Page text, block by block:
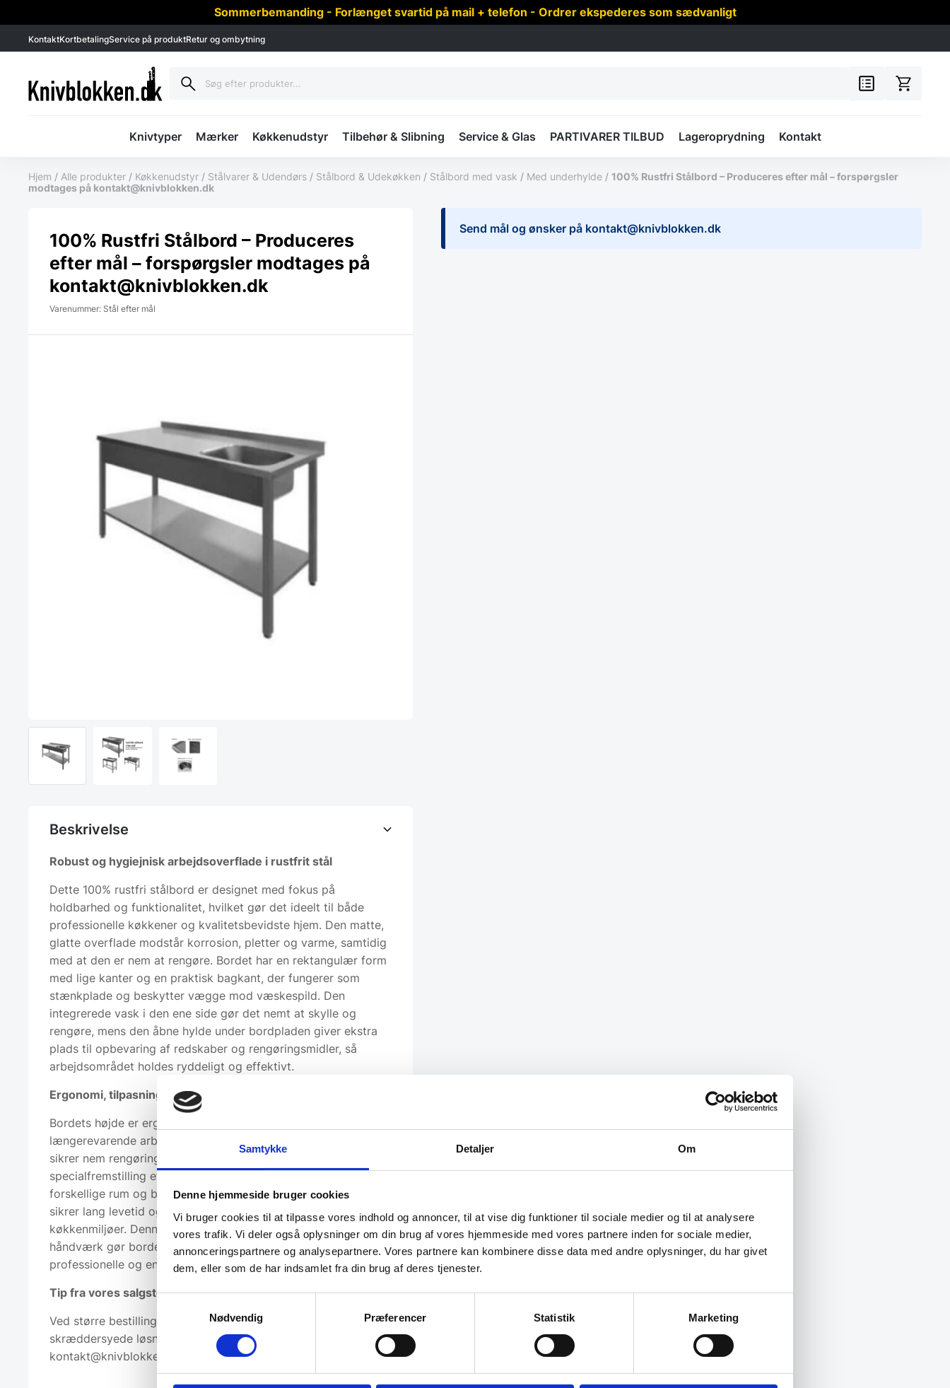
Samtykke Detaljer Om
Denne hjemmeside bruger cookies
Vi bruger cookies til at tilpasse vores indhold og annoncer, til at vise dig funktioner til sociale medier og til at analysere
vores trafik. Vi deler også oplysninger om din brug af vores hjemmeside med vores partnere inden for sociale medier,
annonceringspartnere og analysepartnere. Vores partnere kan kombinere disse data med andre oplysninger, du har givet
dem, eller som de har indsamlet fra din brug af deres tjenester.
Nødvendig
Præferencer Statistik Marketing
Sommerbemanding - Forlænget svartid på mail + telefon - Ordrer ekspederes som sædvanligt
KontaktKortbetalingService på produktRetur og ombytning
Knivtyper Mærker Køkkenudstyr Tilbehør & Slibning Service & Glas PARTIVARER TILBUD Lageroprydning Kontakt
Hjem / Alle produkter / Køkkenudstyr / Stålvarer & Udendørs / Stålbord & Udekøkken / Stålbord med vask / Med underhylde / 100% Rustfri Stålbord – Produceres efter mål – forspørgsler
modtages på kontakt@knivblokken.dk
100% Rustfri Stålbord – Produceres
efter mål – forspørgsler modtages på
kontakt@knivblokken.dk
Varenummer: Stål efter mål
Beskrivelse
Robust og hygiejnisk arbejdsoverflade i rustfrit stål
Dette 100% rustfri stålbord er designet med fokus på
holdbarhed og funktionalitet, hvilket gør det ideelt til både
professionelle køkkener og kvalitetsbevidste hjem. Den matte,
glatte overflade modstår korrosion, pletter og varme, samtidig
med at den er nem at rengøre. Bordet har en rektangulær form
med lige kanter og en praktisk bagkant, der fungerer som
stænkplade og beskytter vægge mod væskespild. Den
integrerede vask i den ene side gør det nemt at skylle og
rengøre, mens den åbne hylde under bordpladen giver ekstra
plads til opbevaring af redskaber og rengøringsmidler, så
arbejdsområdet holdes ryddeligt og effektivt.
Ergonomi, tilpasning og lang levetid
Bordets højde er ergonomisk tilpasset for komfort ved
længerevarende arbejde, og det sømløse svejsede design
sikrer nem rengøring og høj hygiejne. Muligheden for
specialfremstilling efter mål gør det let at tilpasse bordet til
forskellige rum og behov. Konstruktionen i fuldt rustfrit stål
sikrer lang levetid og modstandsdygtighed i krævende
køkkenmiljøer. Denne kombination af funktionalitet og holdbart
håndværk gør bordet til en sikker investering for både
professionelle og entusiastiske hjemmekokke.
Tip fra vores salgsteam
Ved større bestillinger tilbyder vi mængderabatter og
skræddersyede løsninger. Kontakt os på
kontakt@knivblokken.dk for rådgivning og tilbud.
Send mål og ønsker på kontakt@knivblokken.dk